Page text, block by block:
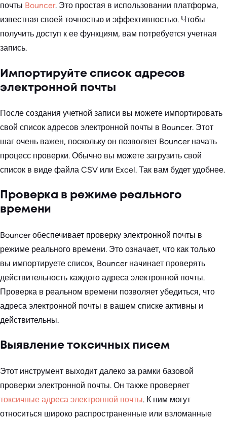
почты Bouncer. Это простая в использовании платформа,
известная своей точностью и эффективностью. Чтобы
получить доступ к ее функциям, вам потребуется учетная
запись.
Импортируйте список адресов
электронной почты
После создания учетной записи вы можете импортировать
свой список адресов электронной почты в Bouncer. Этот
шаг очень важен, поскольку он позволяет Bouncer начать
процесс проверки. Обычно вы можете загрузить свой
список в виде файла CSV или Excel. Так вам будет удобнее.
Проверка в режиме реального
времени
Bouncer обеспечивает проверку электронной почты в
режиме реального времени. Это означает, что как только
вы импортируете список, Bouncer начинает проверять
действительность каждого адреса электронной почты.
Проверка в реальном времени позволяет убедиться, что
адреса электронной почты в вашем списке активны и
действительны.
Выявление токсичных писем
Этот инструмент выходит далеко за рамки базовой
проверки электронной почты. Он также проверяет
токсичные адреса электронной почты. К ним могут
относиться широко распространенные или взломанные